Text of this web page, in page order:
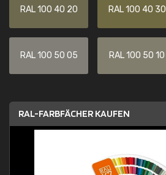
RAL 100 40 20 RAL 100 40 30
RAL 100 50 05 RAL 100 50 10
RAL-FARBFÄCHER KAUFEN